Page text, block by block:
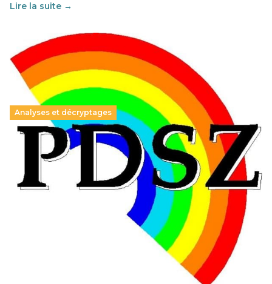
Lire la suite →
Analyses et décryptages
Hongrie : du changement pour les politiques
éducatives, aussi !
25 juin 2026
En Hongrie, le conservateur Peter Magyar et son parti
Tisza "Respect et liberté" ont remporté une large victoire,
contre le premier ministre sortant, Viktor Orban,…